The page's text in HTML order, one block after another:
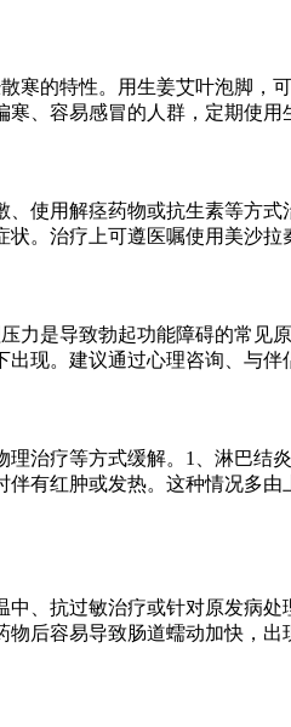
寒的特性。用生姜艾叶泡脚，
、容易感冒的人群，定期使
使用解痉药物或抗生素等方式
。治疗上可遵医嘱使用美沙拉
力是导致勃起功能障碍的常见
现。建议通过心理咨询、与
治疗等方式缓解。1、淋巴结
有红肿或发热。这种情况多由
、抗过敏治疗或针对原发病处
后容易导致肠道蠕动加快，出